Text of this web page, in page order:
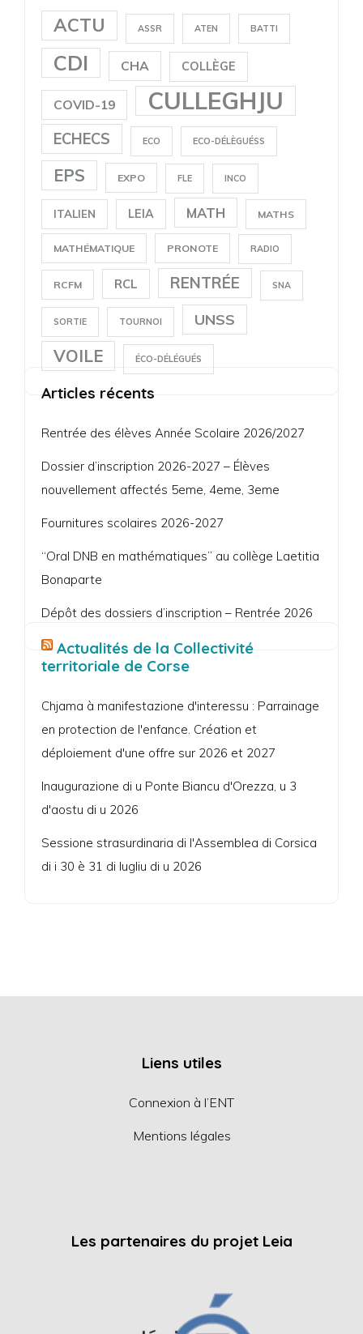
ACTU ASSR ATEN BATTI
CDI CHA COLLÈGE
COVID-19 CULLEGHJU
ECHECS ECO ECO-DÉLÈGUÉSS
EPS EXPO FLE INCO
ITALIEN LEIA MATH MATHS
MATHÉMATIQUE PRONOTE RADIO
RCFM RCL RENTRÉE SNA
SORTIE TOURNOI UNSS
VOILE ÉCO-DÉLÉGUÉS
Articles récents
Rentrée des élèves Année Scolaire 2026/2027
Dossier d’inscription 2026-2027 – Élèves
nouvellement affectés 5eme, 4eme, 3eme
Fournitures scolaires 2026-2027
“Oral DNB en mathématiques” au collège Laetitia
Bonaparte
Dépôt des dossiers d’inscription – Rentrée 2026
Actualités de la Collectivité
territoriale de Corse
Chjama à manifestazione d'interessu : Parrainage
en protection de l'enfance. Création et
déploiement d'une offre sur 2026 et 2027
Inaugurazione di u Ponte Biancu d'Orezza, u 3
d'aostu di u 2026
Sessione strasurdinaria di l'Assemblea di Corsica
di i 30 è 31 di lugliu di u 2026
Liens utiles
Connexion à l’ENT
Mentions légales
Les partenaires du projet Leia